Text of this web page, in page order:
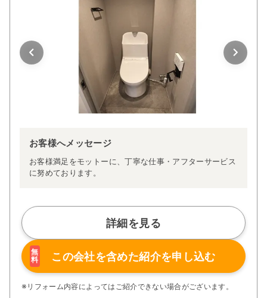
お客様へメッセージ
お客様満足をモットーに、丁寧な仕事・アフターサービス
に努めております。
詳細を見る
無
料
この会社を含めた紹介を申し込む
※リフォーム内容によってはご紹介できない場合がございます。